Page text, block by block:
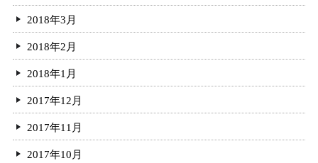
2018年3月
2018年2月
2018年1月
2017年12月
2017年11月
2017年10月